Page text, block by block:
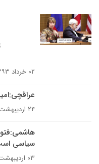
۰۲ خرداد ۱۳۹۳
۲۴ اردیبهشت ۱۳۹۲
سیاسی
۰۳ اردیبهشت ۱۳۹۲